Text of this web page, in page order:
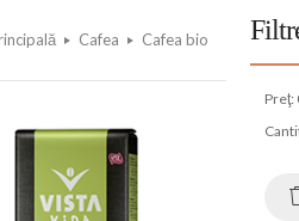
Cafea Cafea bio
Preţ: